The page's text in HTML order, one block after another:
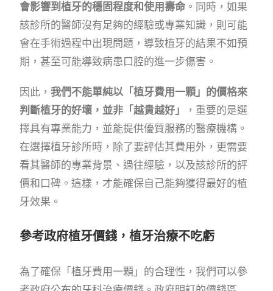
會影響到植牙的穩固程度和使用壽命 。同時，如果
該診所的醫師沒有足夠的經驗或專業知識，則可能
會在手術過程中出現問題，導致植牙的結果不如預
期，甚至可能導致病患口腔的進一步傷害。
因此，我們不能單純以「植牙費用一顆」的價格來
判斷植牙的好壞，並非「越貴越好」
，重要的是選
擇具有專業能力，並能提供優質服務的醫療機構。
在選擇植牙診所時，除了要評估其費用外，更需要
看其醫師的專業背景、過往經驗，以及該診所的評
價和口碑。這樣，才能確保自己能夠獲得最好的植
牙效果。
參考政府植牙價錢，植牙治療不吃虧
為了確保「植牙費用一顆」的合理性，我們可以參